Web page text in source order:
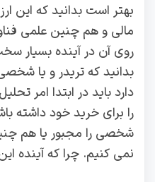
بهتر است بدانید که این
مالی و هم چنین علمی
روی آن در آینده بسیار
بدانید که تریدر و یا
دارد باید در ابتدا امر
را برای خرید خود داشته
شخصی را مجبور یا هم
نمی کنیم. چرا که آینده